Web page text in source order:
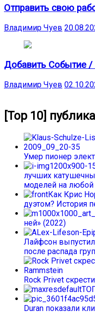
Отправить свою
Владимир Чуев
Добавить Событие
Владимир Чуев
[Top 10]
Умер пионер
лучших
моделей на
Как Крис
дуэтом? История
ней» (2022)
Лайфсон
после распада
Rock Privet
Duran показали